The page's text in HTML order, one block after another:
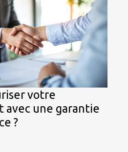
votre
avec une garantie
?